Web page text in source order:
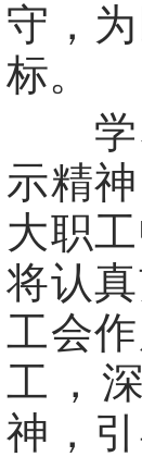
守，
标。
学习
示精
大职
将认
工会
工，
神，